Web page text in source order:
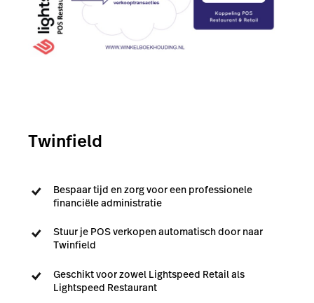
Twinfield
Bespaar tijd en zorg voor een professionele
financiële administratie
Stuur je POS verkopen automatisch door naar
Twinfield
Geschikt voor zowel Lightspeed Retail als
Lightspeed Restaurant